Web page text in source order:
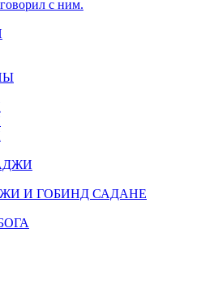
с ним.
И ГОБИНД САДАНЕ